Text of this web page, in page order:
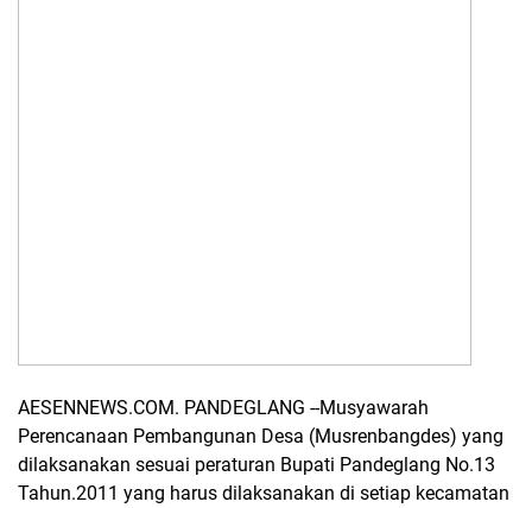
AESENNEWS.COM. PANDEGLANG --Musyawarah
Perencanaan Pembangunan Desa (Musrenbangdes) yang
dilaksanakan sesuai peraturan Bupati Pandeglang No.13
Tahun.2011 yang harus dilaksanakan di setiap kecamatan